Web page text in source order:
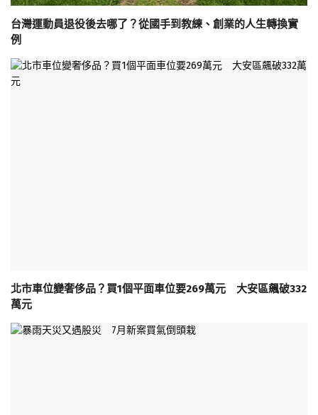
台灣運動員退役後去哪了？從國手到教練、創業的人生轉換實
例
北市車位變奢侈品？買1個平面車位要269萬元 大安區飆破332
萬元